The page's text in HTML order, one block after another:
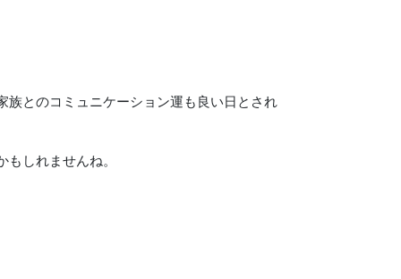
族とのコミュニケーション運も良い日とされ
しれませんね。